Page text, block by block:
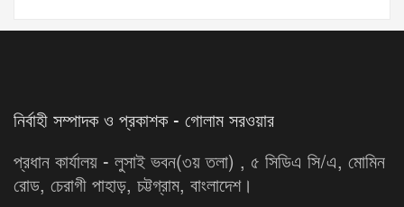
নির্বাহী সম্পাদক ও প্রকাশক - গোলাম সরওয়ার
প্রধান কার্যালয় - লুসাই ভবন(৩য় তলা) , ৫ সিডিএ সি/এ, মোমিন
রোড, চেরাগী পাহাড়, চট্টগ্রাম, বাংলাদেশ।